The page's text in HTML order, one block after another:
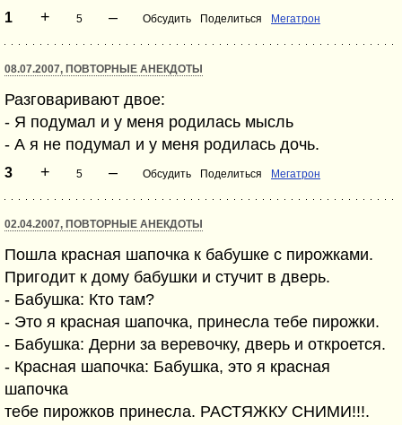
1 + 5 – Обсудить Поделиться Мегатрон
08.07.2007, ПОВТОРНЫЕ АНЕКДОТЫ
Разговаривают двое:
- Я подумал и у меня родилась мысль
- А я не подумал и у меня родилась дочь.
3 + 5 – Обсудить Поделиться Мегатрон
02.04.2007, ПОВТОРНЫЕ АНЕКДОТЫ
Пошла красная шапочка к бабушке с пирожками.
Пригодит к дому бабушки и стучит в дверь.
- Бабушка: Кто там?
- Это я красная шапочка, принесла тебе пирожки.
- Бабушка: Дерни за веревочку, дверь и откроется.
- Красная шапочка: Бабушка, это я красная
шапочка
тебе пирожков принесла. РАСТЯЖКУ СНИМИ!!!.